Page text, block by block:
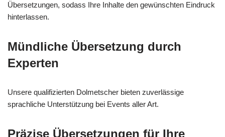
Übersetzungen, sodass Ihre Inhalte den gewünschten Eindruck
hinterlassen.
Mündliche Übersetzung durch
Experten
Unsere qualifizierten Dolmetscher bieten zuverlässige
sprachliche Unterstützung bei Events aller Art.
Präzise Übersetzungen für Ihre